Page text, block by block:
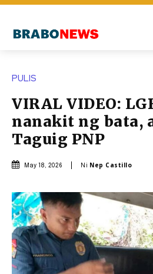
PULIS
VIRAL VIDEO:
nanakit ng bata,
Taguig PNP
May 18, 2026 Ni Nep Castillo